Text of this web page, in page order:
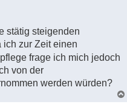
stätig steigenden
ich zur Zeit einen
frage ich mich jedoch
von der
werden würden?